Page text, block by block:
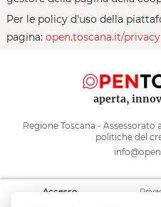
Per le policy d'uso della
pagina: open.toscana.it/privacy
aperta,
Regione Toscana -
politiche del
Accesso